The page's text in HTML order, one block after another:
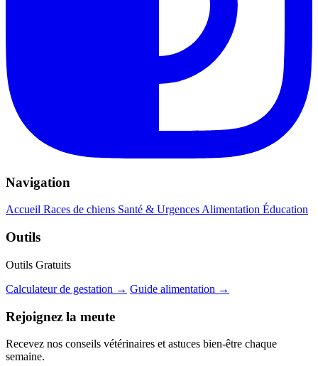
Navigation
Accueil Races de chiens Santé & Urgences Alimentation Éducation
Outils
Outils Gratuits
Calculateur de gestation → Guide alimentation →
Rejoignez la meute
Recevez nos conseils vétérinaires et astuces bien-être chaque
semaine.